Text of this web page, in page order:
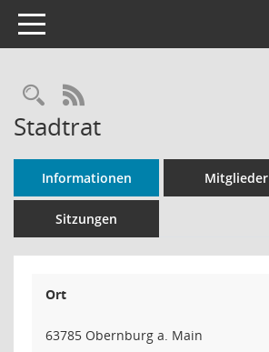
Toggle navigation
Rechercheauswahl
RSS-Feed
Stadtrat
Informationen Mitglieder
Sitzungen
Ort
63785 Obernburg a. Main